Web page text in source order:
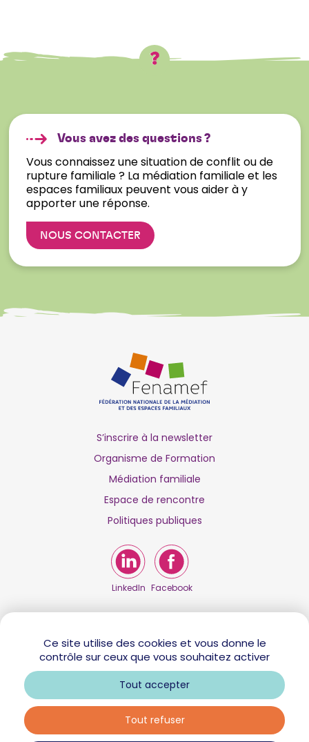
Vous avez des questions ?
Vous connaissez une situation de conflit ou de
rupture familiale ? La médiation familiale et les
espaces familiaux peuvent vous aider à y
apporter une réponse.
NOUS CONTACTER
S’inscrire à la newsletter
Organisme de Formation
Médiation familiale
Espace de rencontre
Politiques publiques
LinkedIn Facebook
Mentions légales
Ce site utilise des cookies et vous donne le
contrôle sur ceux que vous souhaitez activer
Tout accepter
Tout refuser